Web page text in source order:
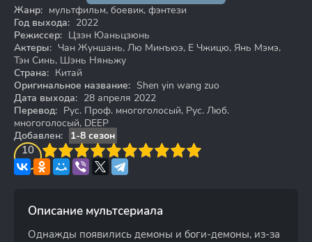
Жанр: мультфильм, боевик, фэнтези
Год выхода: 2022
Режиссер: Цзэн Юаньцзюнь
Актеры: Чан Жуншань, Лю Минъюэ, Е Чжицю, Янь Мэмэ,
Тэн Синь, Шэнь Няньжу
Страна: Китай
Оригинальное название: Shen yin wang zuo
Дата выхода: 28 апреля 2022
Перевод: Рус. Проф. многоголосый, Рус. Люб.
многоголосый, DEEP
Добавлен:
1-8 сезон
10
4 5 6 7 8 9 10
Описание мультсериала
Однажды появились демоны и боги-демоны, из-за